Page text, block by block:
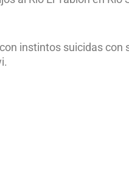
instintos suicidas con